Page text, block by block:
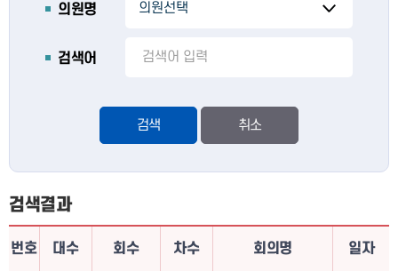
의원명
검색어
검색
검색결과
번호 대수 회수 차수 회의명 일자